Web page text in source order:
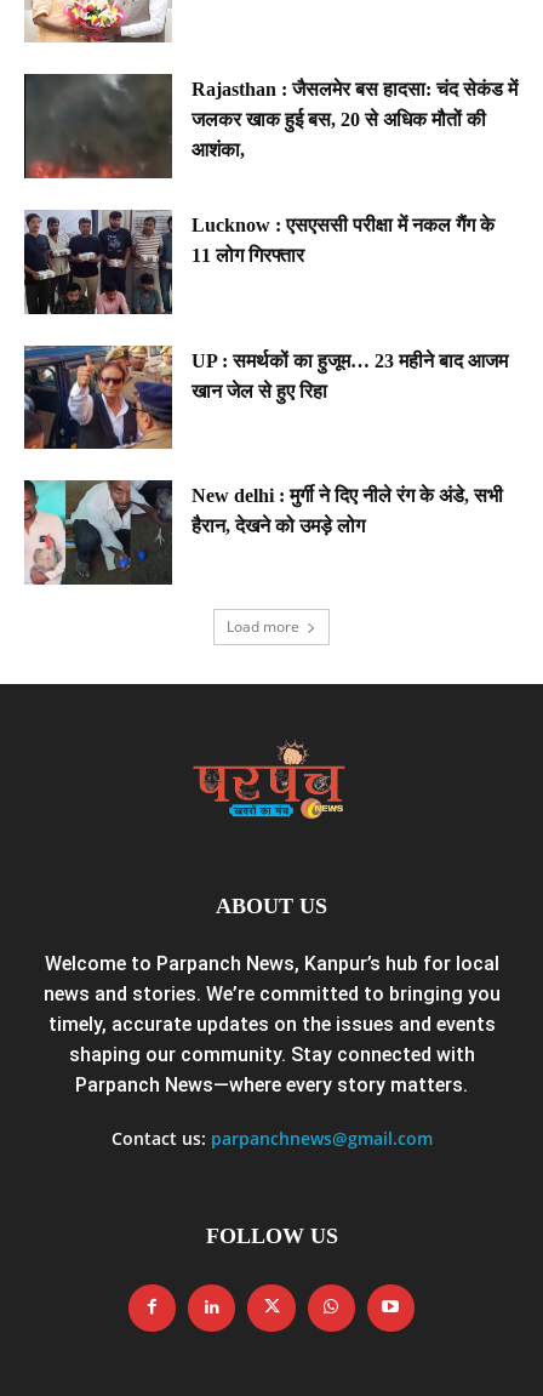
Rajasthan : जैसलमेर बस हादसा: चंद सेकंड में
जलकर खाक हुई बस, 20 से अधिक मौतों की
आशंका,
Lucknow : एसएससी परीक्षा में नकल गैंग के
11 लोग गिरफ्तार
UP : समर्थकों का हुजूम… 23 महीने बाद आजम
खान जेल से हुए रिहा
New delhi : मुर्गी ने दिए नीले रंग के अंडे, सभी
हैरान, देखने को उमड़े लोग
Load more
ABOUT US
Welcome to Parpanch News, Kanpur’s hub for local
news and stories. We’re committed to bringing you
timely, accurate updates on the issues and events
shaping our community. Stay connected with
Parpanch News—where every story matters.
Contact us: parpanchnews@gmail.com
FOLLOW US